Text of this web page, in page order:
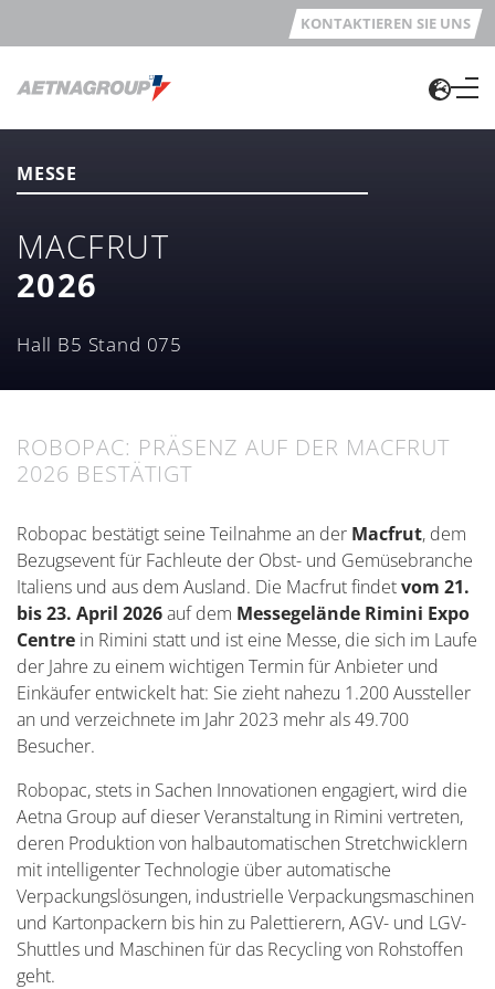
KONTAKTIEREN SIE UNS
MESSE
MACFRUT
2026
Hall B5 Stand 075
ROBOPAC: PRÄSENZ AUF DER MACFRUT
2026 BESTÄTIGT
Robopac bestätigt seine Teilnahme an der Macfrut, dem
Bezugsevent für Fachleute der Obst- und Gemüsebranche
Italiens und aus dem Ausland. Die Macfrut findetvom 21.
bis 23. April 2026auf dem Messegelände Rimini Expo
Centre in Rimini statt und ist eine Messe, die sich im Laufe
der Jahre zu einem wichtigen Termin für Anbieter und
Einkäufer entwickelt hat: Sie zieht nahezu 1.200 Aussteller
an und verzeichnete im Jahr 2023 mehr als 49.700
Besucher.
Robopac, stets in Sachen Innovationen engagiert, wird die
Aetna Group auf dieser Veranstaltung in Rimini vertreten,
deren Produktion von halbautomatischen Stretchwicklern
mit intelligenter Technologie über automatische
Verpackungslösungen, industrielle Verpackungsmaschinen
und Kartonpackern bis hin zu Palettierern, AGV- und LGV-
Shuttles und Maschinen für das Recycling von Rohstoffen
geht.